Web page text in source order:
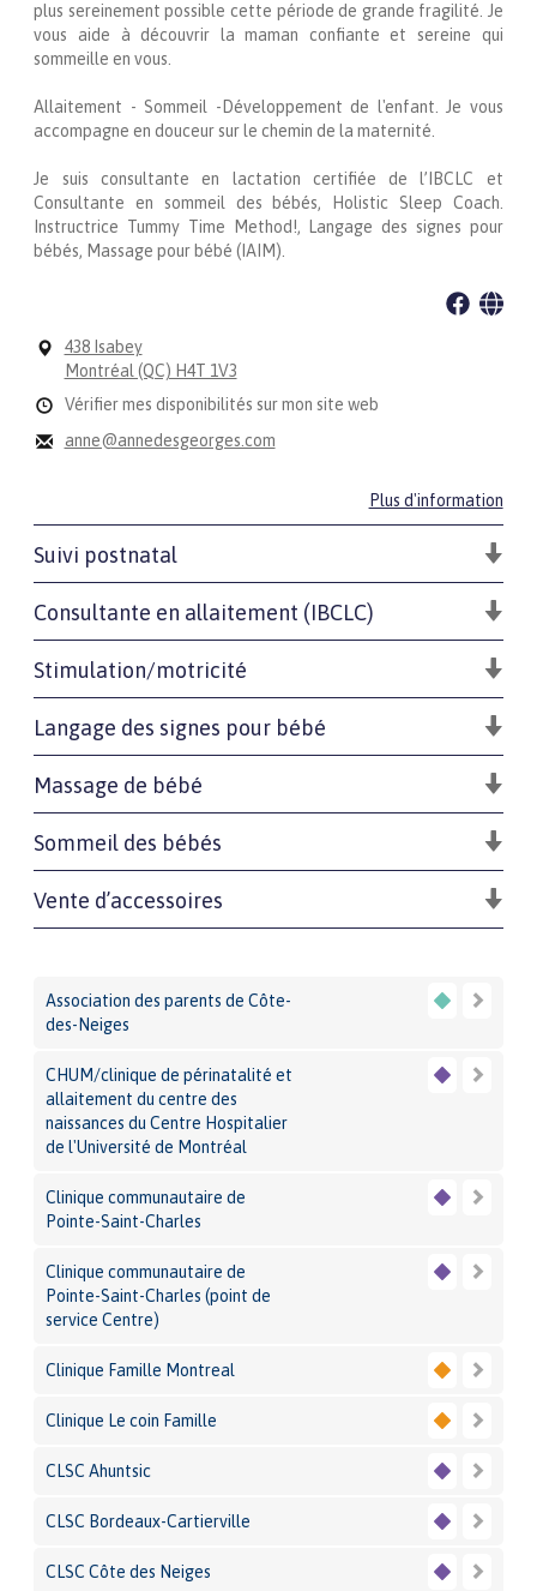
plus sereinement possible cette période de grande fragilité. Je
vous aide à découvrir la maman confiante et sereine qui
sommeille en vous.
Allaitement - Sommeil -Développement de l'enfant. Je vous
accompagne en douceur sur le chemin de la maternité.
Je suis consultante en lactation certifiée de l’IBCLC et
Consultante en sommeil des bébés, Holistic Sleep Coach.
Instructrice Tummy Time Method!, Langage des signes pour
bébés, Massage pour bébé (IAIM).
438 Isabey
Montréal (QC) H4T 1V3
Vérifier mes disponibilités sur mon site web
anne@annedesgeorges.com
Plus d'information
Suivi postnatal
Consultante en allaitement (IBCLC)
Stimulation/motricité
Langage des signes pour bébé
Massage de bébé
Sommeil des bébés
Vente d’accessoires
Association des parents de Côte-
des-Neiges
CHUM/clinique de périnatalité et
allaitement du centre des
naissances du Centre Hospitalier
de l'Université de Montréal
Clinique communautaire de
Pointe-Saint-Charles
Clinique communautaire de
Pointe-Saint-Charles (point de
service Centre)
Clinique Famille Montreal
Clinique Le coin Famille
CLSC Ahuntsic
CLSC Bordeaux-Cartierville
CLSC Côte des Neiges